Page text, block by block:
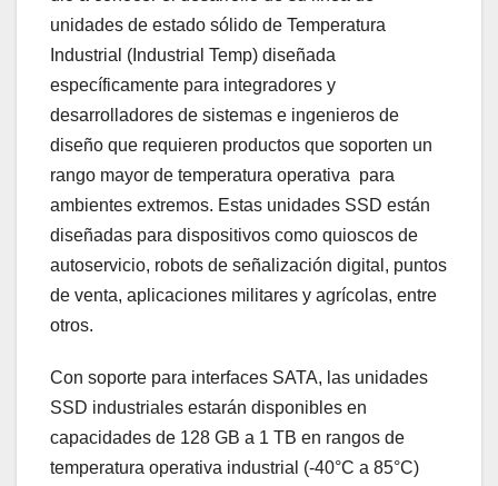
unidades de estado sólido de Temperatura
Industrial (Industrial Temp) diseñada
específicamente para integradores y
desarrolladores de sistemas e ingenieros de
diseño que requieren productos que soporten un
rango mayor de temperatura operativa para
ambientes extremos. Estas unidades SSD están
diseñadas para dispositivos como quioscos de
autoservicio, robots de señalización digital, puntos
de venta, aplicaciones militares y agrícolas, entre
otros.
Con soporte para interfaces SATA, las unidades
SSD industriales estarán disponibles en
capacidades de 128 GB a 1 TB en rangos de
temperatura operativa industrial (-40°C a 85°C)